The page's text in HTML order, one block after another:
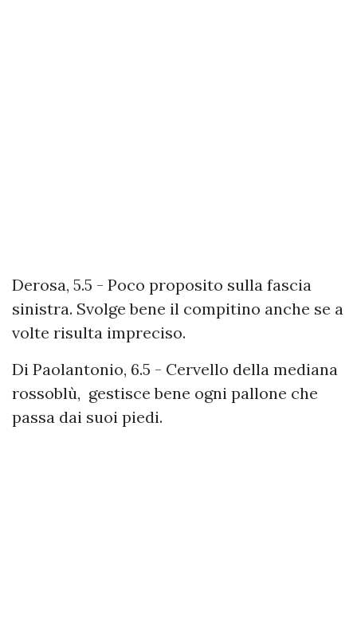
Derosa, 5.5 - Poco proposito sulla fascia
sinistra. Svolge bene il compitino anche se a
volte risulta impreciso.
Di Paolantonio, 6.5 - Cervello della mediana
rossoblù, gestisce bene ogni pallone che
passa dai suoi piedi.